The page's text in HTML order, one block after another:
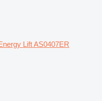
Lift AS0407ER